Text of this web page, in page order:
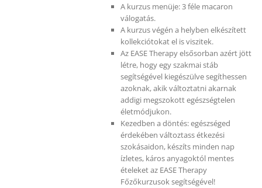
A kurzus menüje: 3 féle macaron
válogatás.
A kurzus végén a helyben elkészített
kollekciótokat el is viszitek.
Az EASE Therapy elsősorban azért jött
létre, hogy egy szakmai stáb
segítségével kiegészülve segíthessen
azoknak, akik változtatni akarnak
addigi megszokott egészségtelen
életmódjukon.
Kezedben a döntés: egészséged
érdekében változtass étkezési
szokásaidon, készíts minden nap
ízletes, káros anyagoktól mentes
ételeket az EASE Therapy
Főzőkurzusok segítségével!